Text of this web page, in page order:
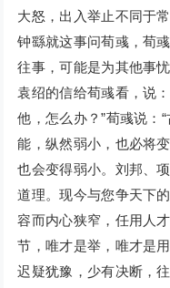
大怒，出入举止不同于
钟繇就这事问荀彧，荀
往事，可能是为其他事
袁绍的信给荀彧看，说
他，怎么办？”荀彧说：
能，纵然弱小，也必将
也会变得弱小。刘邦、
道理。现今与您争天下
容而内心狭窄，任用人
节，唯才是举，唯才是
迟疑犹豫，少有决断，